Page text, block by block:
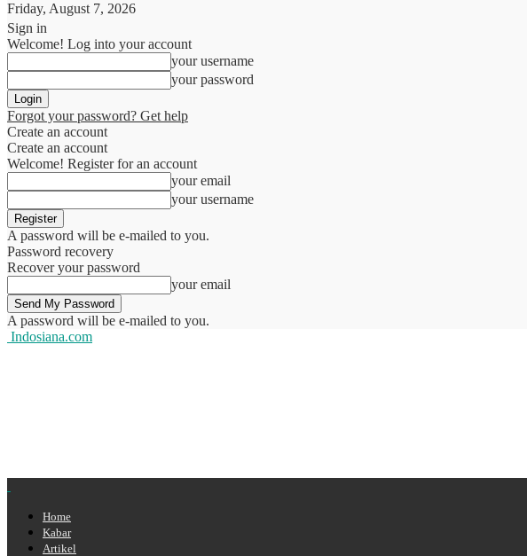
Friday, August 7, 2026
Sign in
Welcome! Log into your account
your username
your password
Forgot your password? Get help
Create an account
Create an account
Welcome! Register for an account
your email
your username
A password will be e-mailed to you.
Password recovery
Recover your password
your email
A password will be e-mailed to you.
Indosiana.com
Home
Kabar
Artikel